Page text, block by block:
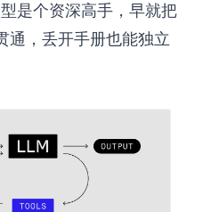
是个资深高手，早就把
通，丢开手册也能独立